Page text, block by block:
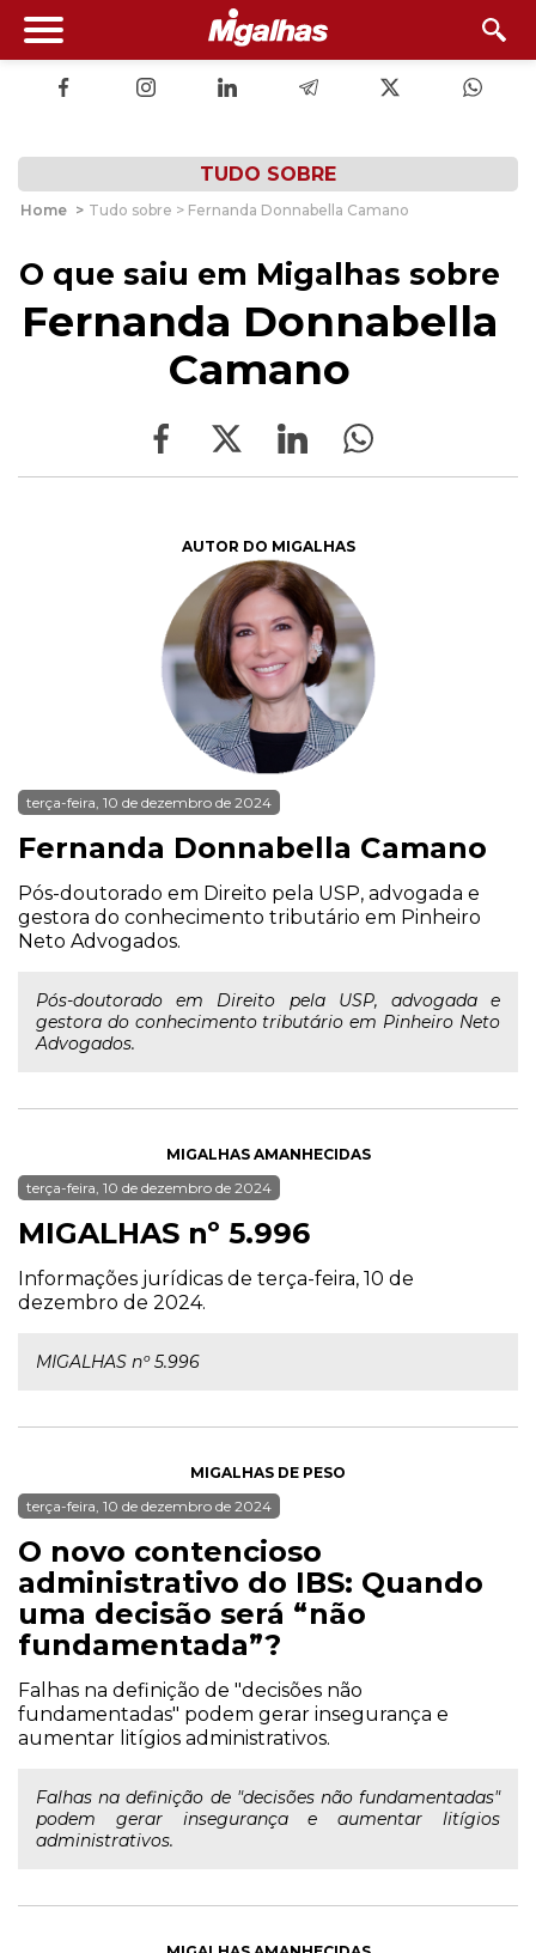
TUDO SOBRE
Home > Tudo sobre > Fernanda Donnabella Camano
O que saiu em Migalhas sobre
Fernanda Donnabella
Camano
AUTOR DO MIGALHAS
terça-feira, 10 de dezembro de 2024
Fernanda Donnabella Camano
Pós-doutorado em Direito pela USP, advogada e
gestora do conhecimento tributário em Pinheiro
Neto Advogados.
Pós-doutorado em Direito pela USP, advogada e
gestora do conhecimento tributário em Pinheiro Neto
Advogados.
MIGALHAS AMANHECIDAS
terça-feira, 10 de dezembro de 2024
MIGALHAS nº 5.996
Informações jurídicas de terça-feira, 10 de
dezembro de 2024.
MIGALHAS nº 5.996
MIGALHAS DE PESO
terça-feira, 10 de dezembro de 2024
O novo contencioso
administrativo do IBS: Quando
uma decisão será “não
fundamentada”?
Falhas na definição de "decisões não
fundamentadas" podem gerar insegurança e
aumentar litígios administrativos.
Falhas na definição de "decisões não fundamentadas"
podem gerar insegurança e aumentar litígios
administrativos.